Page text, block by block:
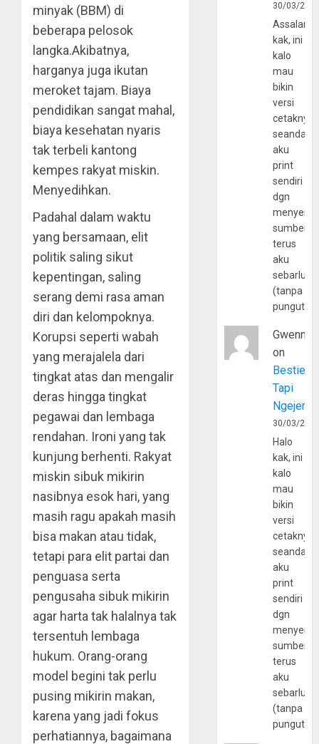
minyak (BBM) di
beberapa pelosok
langka.Akibatnya,
harganya juga ikutan
meroket tajam. Biaya
pendidikan sangat mahal,
biaya kesehatan nyaris
tak terbeli kantong
kempes rakyat miskin.
Menyedihkan.
Padahal dalam waktu
yang bersamaan, elit
politik saling sikut
kepentingan, saling
serang demi rasa aman
diri dan kelompoknya.
Korupsi seperti wabah
yang merajalela dari
tingkat atas dan mengalir
deras hingga tingkat
pegawai dan lembaga
rendahan. Ironi yang tak
kunjung berhenti. Rakyat
miskin sibuk mikirin
nasibnya esok hari, yang
masih ragu apakah masih
bisa makan atau tidak,
tetapi para elit partai dan
penguasa serta
pengusaha sibuk mikirin
agar harta tak halalnya tak
tersentuh lembaga
hukum. Orang-orang
model begini tak perlu
pusing mikirin makan,
karena yang jadi fokus
perhatiannya, bagaimana
30/03/
kak, ini
kalo
mau
bikin
versi
cetaknya
aku
print
sendiri
dgn
sumber
terus
aku
(tanpa
Gwenny
on
Bestie
Tapi
30/03/
Halo
kak, ini
kalo
mau
bikin
versi
cetaknya
aku
print
sendiri
dgn
sumber
terus
aku
(tanpa